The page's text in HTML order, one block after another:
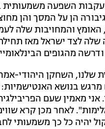
השפעה משמעותית
הן על המסך והן
והמחויבות שלה
שלה לצד ישראל מאז
מהגופים
שלנו, השחקן היהודי-
בנושא
אני מאמין שעם
לאחר מכן קרא
יהיה כל כך משמעותי